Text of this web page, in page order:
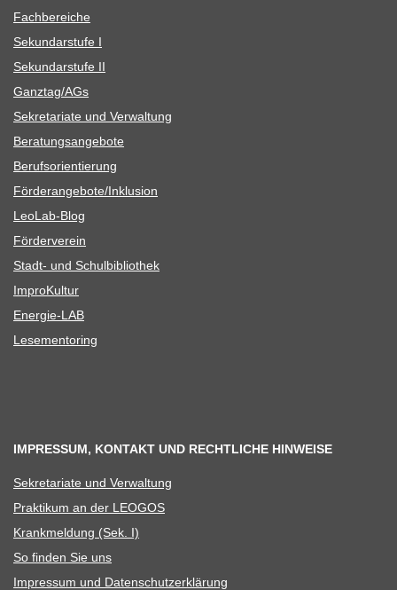
Fach­be­rei­che
Sekun­dar­stufe I
Sekun­dar­stufe II
Ganztag/​​AGs
Sekre­ta­riate und Verwaltung
Bera­tungs­an­ge­bote
Berufs­ori­en­tie­rung
Förderangebote/​​Inklusion
Leo­Lab-Blog
För­der­ver­ein
Stadt- und Schulbibliothek
Impro­Kul­tur
Ener­­gie-LAB
Lese­men­to­ring
IMPRESSUM, KONTAKT UND RECHTLICHE HINWEISE
Sekre­ta­riate und Verwaltung
Prak­ti­kum an der LEOGOS
Krank­mel­dung (Sek. I)
So fin­den Sie uns
Impres­sum und Datenschutzerklärung